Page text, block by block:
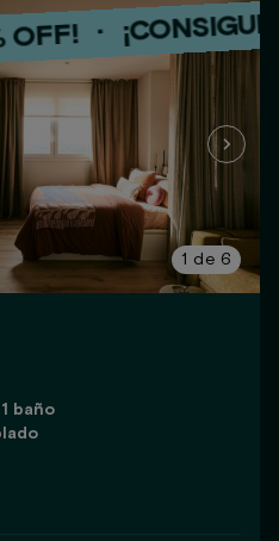
· ¡CONSIGUE UN
1 de 6
1 baño
10% OFF! ·